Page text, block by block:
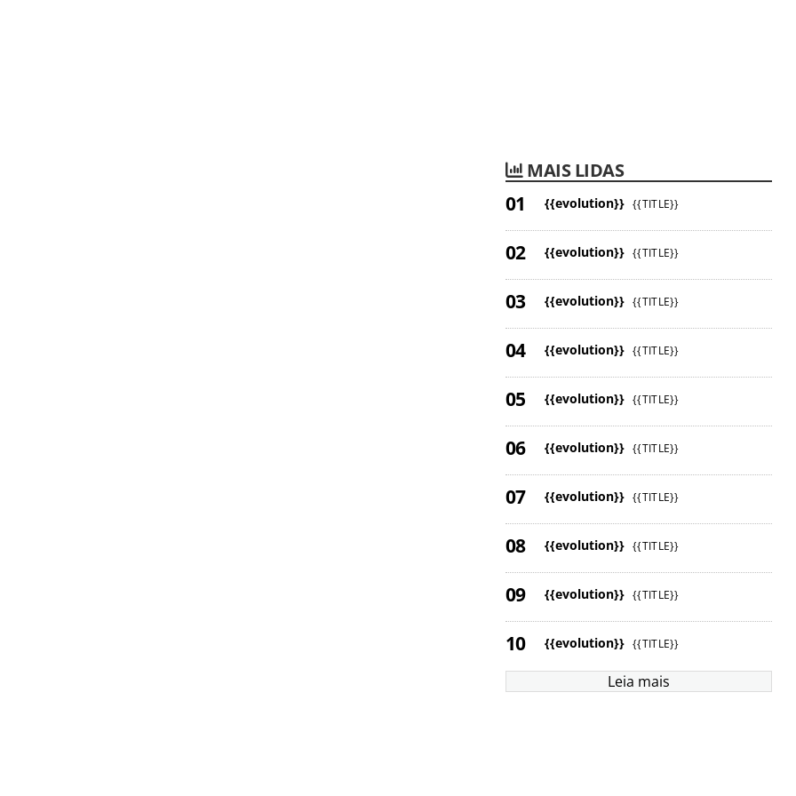
MAIS LIDAS
{{evolution}} {{TITLE}}
{{evolution}} {{TITLE}}
{{evolution}} {{TITLE}}
{{evolution}} {{TITLE}}
{{evolution}} {{TITLE}}
{{evolution}} {{TITLE}}
{{evolution}} {{TITLE}}
{{evolution}} {{TITLE}}
{{evolution}} {{TITLE}}
{{evolution}} {{TITLE}}
Leia mais